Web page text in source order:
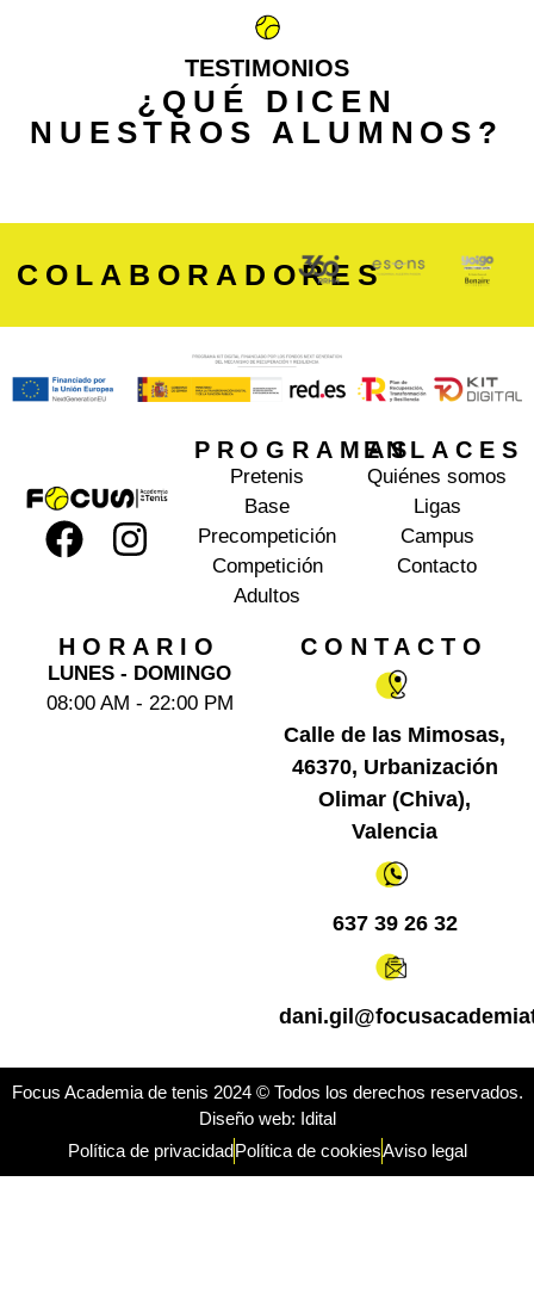
TESTIMONIOS
¿QUÉ DICEN
NUESTROS ALUMNOS?
COLABORADORES
PROGRAMAS
Pretenis
Base
Precompetición
Competición
Adultos
ENLACES
Quiénes somos
Ligas
Campus
Contacto
HORARIO
LUNES - DOMINGO
08:00 AM - 22:00 PM
CONTACTO
Calle de las Mimosas,
46370, Urbanización
Olimar (Chiva),
Valencia
637 39 26 32
Focus Academia de tenis 2024 © Todos los derechos reservados.
Diseño web: Idital
Política de privacidadPolítica de cookiesAviso legal